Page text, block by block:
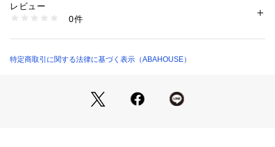
ーディネイトで生きるデザインを意識したハンドメイド・アク
セサリーコレクションです。
商品番号：
32431063010 （ショップ）
レビュー
0件
特定商取引に関する法律に基づく表示（ABAHOUSE）